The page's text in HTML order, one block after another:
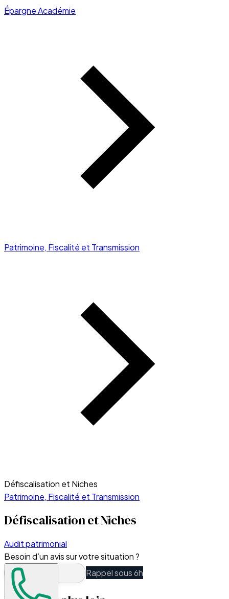
Épargne Académie
Patrimoine, Fiscalité et Transmission
Défiscalisation et Niches
Patrimoine, Fiscalité et Transmission
Défiscalisation et Niches
Audit patrimonial
Besoin d’un avis sur votre situation ?
Rappel sous 6h